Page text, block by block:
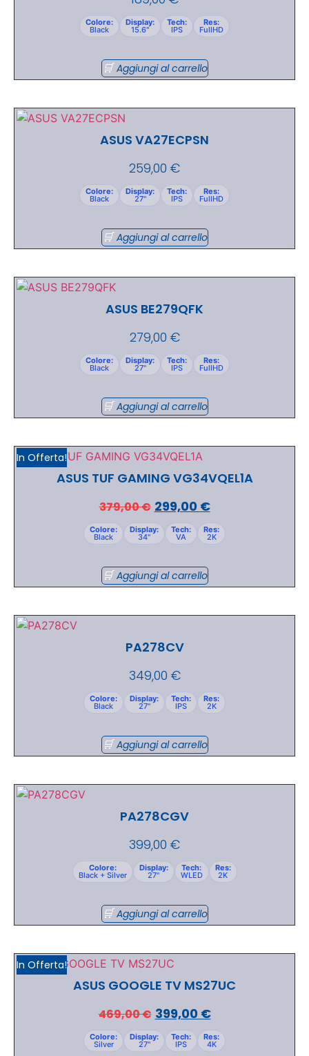
Colore:
Black
Display:
15.6"
Tech:
IPS
Res:
FullHD
Aggiungi al carrello
ASUS VA27ECPSN
259,00 €
Colore:
Black
Display:
27"
Tech:
IPS
Res:
FullHD
Aggiungi al carrello
ASUS BE279QFK
279,00 €
Colore:
Black
Display:
27"
Tech:
IPS
Res:
FullHD
Aggiungi al carrello
In Offerta!
ASUS TUF GAMING VG34VQEL1A
379,00€ 299,00 €
Colore:
Black
Display:
34"
Tech:
VA
Res:
2K
Aggiungi al carrello
PA278CV
349,00 €
Colore:
Black
Display:
27"
Tech:
IPS
Res:
2K
Aggiungi al carrello
PA278CGV
399,00 €
Colore:
Black + Silver
Display:
27"
Tech:
WLED
Res:
2K
Aggiungi al carrello
In Offerta!
ASUS GOOGLE TV MS27UC
469,00€ 399,00 €
Colore:
Silver
Display:
27"
Tech:
IPS
Res:
4K